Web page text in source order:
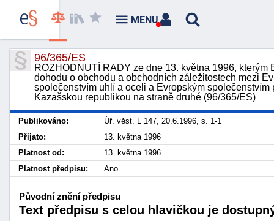
96/365/ES
ROZHODNUTÍ RADY ze dne 13. května 1996,
dohodu o obchodu a obchodních záležitostech mezi
společenstvím uhlí a oceli a Evropským
Kazašskou republikou na straně druhé (96/365/ES)
Publikováno:
Úř. věst. L 147, 20.6.1996, s. 1-1
Přijato:
13. května 1996
Platnost od:
13. května 1996
Platnost předpisu:
Ano
Původní znění předpisu
Text předpisu s celou hlavičkou je
MENU